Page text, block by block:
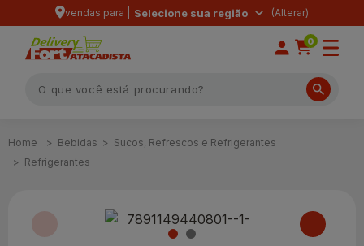
vendas para | Selecione sua região
0
Bebidas
Sucos, Refrescos e Refrigerantes
Refrigerantes